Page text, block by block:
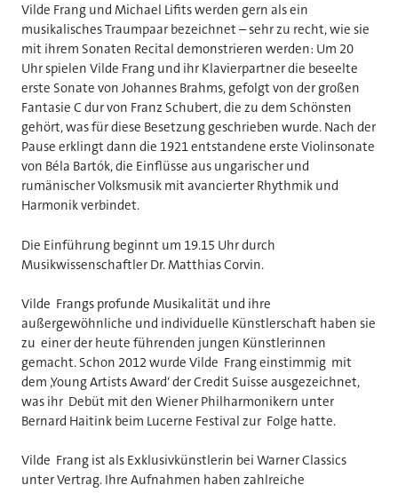
Vilde Frang und Michael Lifits werden gern als ein
musikalisches Traumpaar bezeichnet – sehr zu recht, wie sie
mit ihrem Sonaten Recital demonstrieren werden: Um 20
Uhr spielen Vilde Frang und ihr Klavierpartner die beseelte
erste Sonate von Johannes Brahms, gefolgt von der großen
Fantasie C dur von Franz Schubert, die zu dem Schönsten
gehört, was für diese Besetzung geschrieben wurde. Nach der
Pause erklingt dann die 1921 entstandene erste Violinsonate
von Béla Bartók, die Einflüsse aus ungarischer und
rumänischer Volksmusik mit avancierter Rhythmik und
Harmonik verbindet.
Die Einführung beginnt um 19.15 Uhr durch
Musikwissenschaftler Dr. Matthias Corvin.
Vilde Frangs profunde Musikalität und ihre
außergewöhnliche und individuelle Künstlerschaft haben sie
zu einer der heute führenden jungen Künstlerinnen
gemacht. Schon 2012 wurde Vilde Frang einstimmig mit
dem ‚Young Artists Award‘ der Credit Suisse ausgezeichnet,
was ihr Debüt mit den Wiener Philharmonikern unter
Bernard Haitink beim Lucerne Festival zur Folge hatte.
Vilde Frang ist als Exklusivkünstlerin bei Warner Classics
unter Vertrag. Ihre Aufnahmen haben zahlreiche